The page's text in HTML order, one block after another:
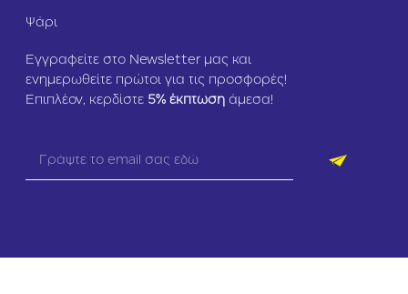
Ψάρι
Εγγραφείτε στο Newsletter μας και
ενημερωθείτε πρώτοι για τις προσφορές!
Επιπλέον, κερδίστε 5% έκπτωση άμεσα!